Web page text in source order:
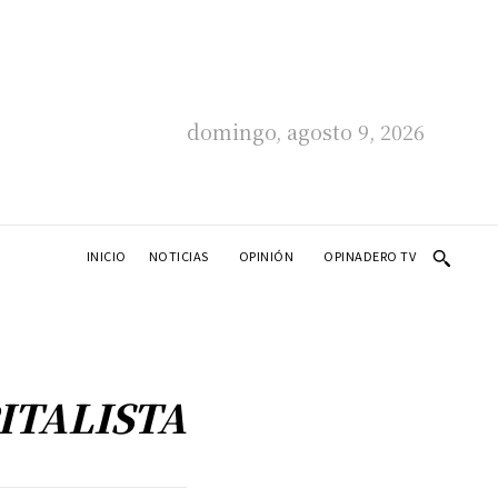
domingo, agosto 9, 2026
INICIO NOTICIAS OPINIÓN OPINADERO TV